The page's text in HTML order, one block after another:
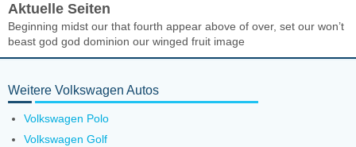
Aktuelle Seiten
Beginning midst our that fourth appear above of over, set our won’t
beast god god dominion our winged fruit image
Weitere Volkswagen Autos
Volkswagen Polo
Volkswagen Golf